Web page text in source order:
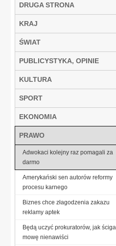
DRUGA STRONA
KRAJ
ŚWIAT
PUBLICYSTYKA, OPINIE
KULTURA
SPORT
EKONOMIA
PRAWO
Adwokaci kolejny raz pomagali za
darmo
Amerykański sen autorów reformy
procesu karnego
Biznes chce złagodzenia zakazu
reklamy aptek
Będą uczyć prokuratorów, jak
mowę nienawiści